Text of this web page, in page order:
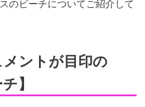
のビーチについてご紹介して
ントが目印の
】